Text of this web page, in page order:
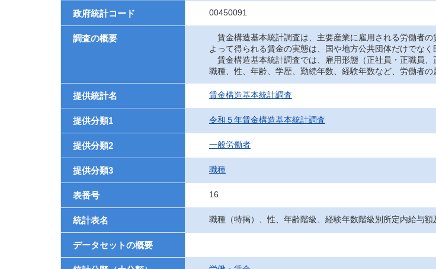
政府統計コード 00450091
調査の概要
賃金構造基本統計調査は、主要産業に雇用される労働者
よって得られる賃金の実態は、国や地方公共団体だけでな
賃金構造基本統計調査では、雇用形態（正社員・正職員、
職種、性、年齢、学歴、勤続年数、経験年数など、労働者
提供統計名 賃金構造基本統計調査
提供分類1 令和５年賃金構造基本統計調査
提供分類2 一般労働者
提供分類3 職種
表番号 16
統計表名 職種（特掲）、性、年齢階級、経験年数階級別所定内給与額
データセットの概要